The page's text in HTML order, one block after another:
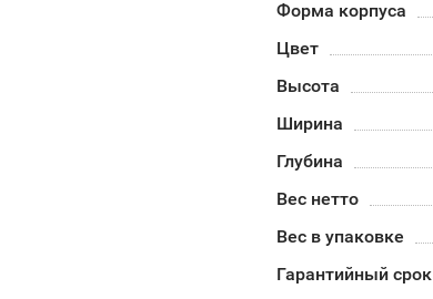
Форма корпуса
Цвет
Высота
Ширина
Глубина
Вес нетто
Вес в упаковке
Гарантийный срок